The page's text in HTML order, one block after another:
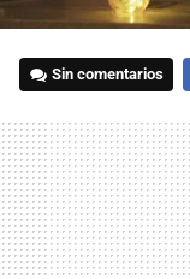
Sin comentarios